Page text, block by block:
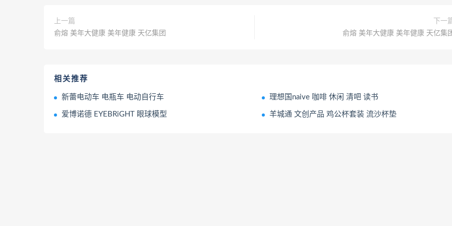
上一篇
俞熔 美年大健康 美年健康 天亿集团
下一
俞熔 美年大健康 美年健康 天亿集
相关推荐
新蕾电动车 电瓶车 电动自行车 理想国naive 咖啡 休闲 清吧 读书
爱博诺德 EYEBRiGHT 眼球模型 羊城通 文创产品 鸡公杯套装 流沙杯垫